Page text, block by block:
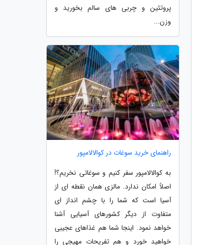
پروتئین و چربی های سالم بخورید و
وزن...
راهنمای خرید سوغات در کوالالامپور
به کوالالامپور سفر کنیم و سوغاتی نخریم؟!
اصلاً امکان ندارد. مالزی همان نقطه ای از
آسیا است که شما را با چشم انداز ای
متفاوت از دیگر کشورهای آسیایی آشنا
خواهد نمود. اینجا شما هم غذاهای عجیبی
خواهید خورد و هم تفریحات مهیجی را